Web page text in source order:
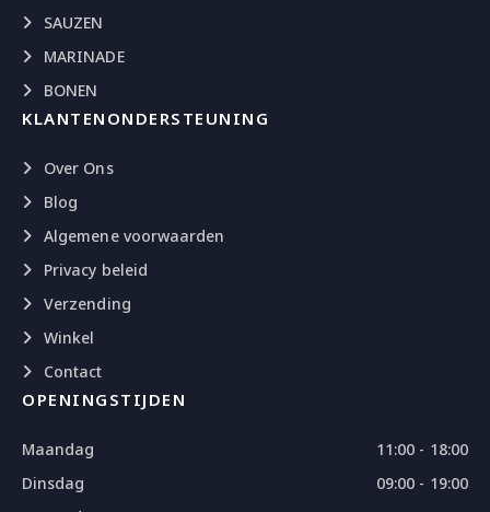
SAUZEN
MARINADE
BONEN
KLANTENONDERSTEUNING
Over Ons
Blog
Algemene voorwaarden
Privacy beleid
Verzending
Winkel
Contact
OPENINGSTIJDEN
Maandag
11:00 - 18:00
Dinsdag
09:00 - 19:00